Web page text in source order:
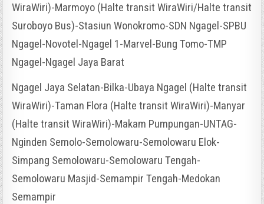
WiraWiri)-Marmoyo (Halte transit WiraWiri/Halte transit
Suroboyo Bus)-Stasiun Wonokromo-SDN Ngagel-SPBU
Ngagel-Novotel-Ngagel 1-Marvel-Bung Tomo-TMP
Ngagel-Ngagel Jaya Barat
Ngagel Jaya Selatan-Bilka-Ubaya Ngagel (Halte transit
WiraWiri)-Taman Flora (Halte transit WiraWiri)-Manyar
(Halte transit WiraWiri)-Makam Pumpungan-UNTAG-
Nginden Semolo-Semolowaru-Semolowaru Elok-
Simpang Semolowaru-Semolowaru Tengah-
Semolowaru Masjid-Semampir Tengah-Medokan
Semampir